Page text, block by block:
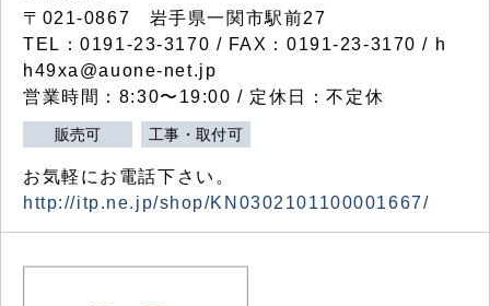
〒021-0867 岩手県一関市駅前27
TEL：0191-23-3170 / FAX：0191-23-3170 / h
h49xa@auone-net.jp
営業時間：8:30〜19:00 / 定休日：不定休
販売可 工事・取付可
お気軽にお電話下さい。
http://itp.ne.jp/shop/KN0302101100001667/